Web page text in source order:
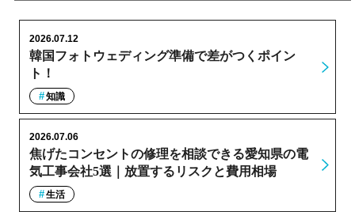
韓国フォトウェディング準備で差がつくポイン
ト！
2026.07.12
知識
焦げたコンセントの修理を相談できる愛知県の電
気工事会社5選｜放置するリスクと費用相場
2026.07.06
生活